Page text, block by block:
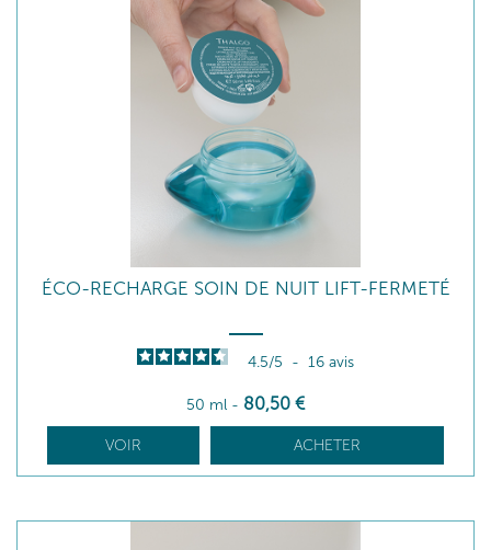
ÉCO-RECHARGE SOIN DE NUIT LIFT-FERMETÉ
4.5/5 - 16 avis
50 ml - 80,50 €
VOIR ACHETER